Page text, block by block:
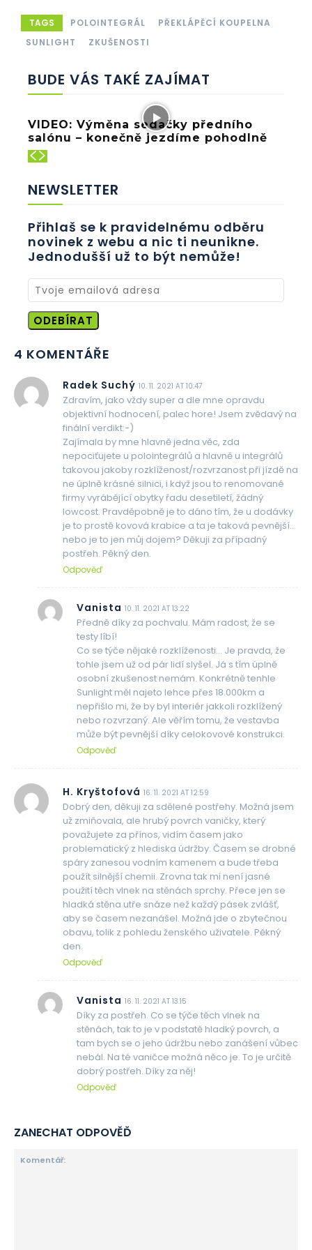
TAGS POLOINTEGRÁL
PŘEKLÁPĚCÍ KOUPELNA
SUNLIGHT
ZKUŠENOSTI
BUDE VÁS TAKÉ ZAJÍMAT
VIDEO: Výměna sedačky předního
salónu – konečně jezdíme pohodlně
NEWSLETTER
Přihlaš se k pravidelnému odběru
novinek z webu a nic ti neunikne.
Jednodušší už to být nemůže!
ODEBÍRAT
4 KOMENTÁŘE
Radek Suchý 10. 11. 2021 AT 10:47
Zdravím, jako vždy super a dle mne opravdu
objektivní hodnocení, palec hore! Jsem zvědavý na
finální verdikt:-)
Zajímala by mne hlavně jedna věc, zda
nepociťujete u polointegrálů a hlavně u integrálů
takovou jakoby rozklíženost/rozvrzanost při jízdě na
ne úplně krásné silnici, i když jsou to renomované
firmy vyrábějící obytky řadu desetiletí, žádný
lowcost. Pravděpobně je to dáno tím, že u dodávky
je to prostě kovová krabice a ta je taková pevnější..
nebo je to jen můj dojem? Děkuji za případný
postřeh. Pěkný den.
Odpověď
Vanista 10. 11. 2021 AT 13:22
Předně díky za pochvalu. Mám radost, že se
testy líbí!
Co se týče nějaké rozklíženosti… Je pravda, že
tohle jsem už od pár lidí slyšel. Já s tím úplně
osobní zkušenost nemám. Konkrétně tenhle
Sunlight měl najeto lehce přes 18.000km a
nepřišlo mi, že by byl interiér jakkoli rozklížený
nebo rozvrzaný. Ale věřím tomu, že vestavba
může být pevnější díky celokovové konstrukci.
Odpověď
H. Kryštofová 16. 11. 2021 AT 12:59
Dobrý den, děkuji za sdělené postřehy. Možná jsem
už zmiňovala, ale hrubý povrch vaničky, který
považujete za přínos, vidím časem jako
problematický z hlediska údržby. Časem se drobné
spáry zanesou vodním kamenem a bude třeba
použít silnější chemii. Zrovna tak mi není jasné
použití těch vlnek na stěnách sprchy. Přece jen se
hladká stěna utře snáze než každý pásek zvlášť,
aby se časem nezanášel. Možná jde o zbytečnou
obavu, tolik z pohledu ženského uživatele. Pěkný
den.
Odpověď
Vanista 16. 11. 2021 AT 13:15
Díky za postřeh. Co se týče těch vlnek na
stěnách, tak to je v podstatě hladký povrch, a
tam bych se o jeho údržbu nebo zanášení vůbec
nebál. Na té vaničce možná něco je. To je určitě
dobrý postřeh. Díky za něj!
Odpověď
ZANECHAT ODPOVĚĎ